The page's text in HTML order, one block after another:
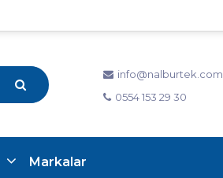
info@nalburtek.com
0554 153 29 30
Markalar